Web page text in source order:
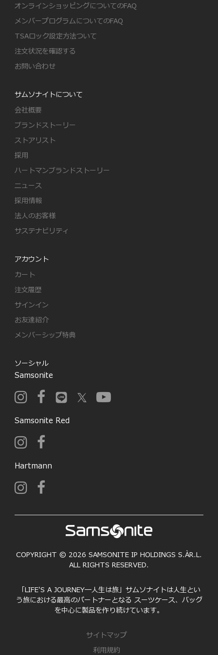
オンラインショッピングについてのFAQ
メンバープログラムについてのFAQ
TSAロック設定方法ついて
注文状況を確認する
お問い合わせ
サムソナイトについて
会社概要
ブランドストーリー
ストアリスト
採用
ハートマンブランドストーリー
ニュース
採用情報
法人のお客様
サステナビリティ
アカウント
カート
注文履歴
サインイン
お友達紹介
メンバーシップ特典
ソーシャル
Samsonite
Samsonite Red
Hartmann
COPYRIGHT © 2026 SAMSONITE IP HOLDINGS S.ÀR.L.
ALL RIGHTS RESERVED.
「LIFE'S A JOURNEY―人生は旅」サムソナイトは人生とい
う旅における最高のパートナーとなる スーツケース、バッグ
を中心に製品を作り続けています。
サイトマップ
利用規約